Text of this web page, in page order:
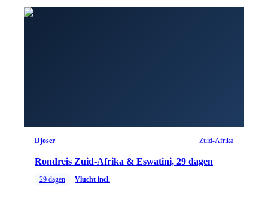
Djoser Zuid-Afrika
Rondreis Zuid-Afrika & Eswatini, 29 dagen
29 dagen Vlucht incl.